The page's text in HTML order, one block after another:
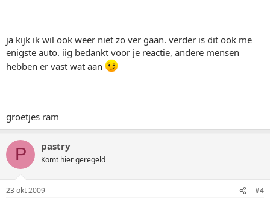
ja kijk ik wil ook weer niet zo ver gaan. verder is dit ook me
enigste auto. iig bedankt voor je reactie, andere mensen
hebben er vast wat aan
groetjes ram
P pastry
Komt hier geregeld
23 okt 2009 #4